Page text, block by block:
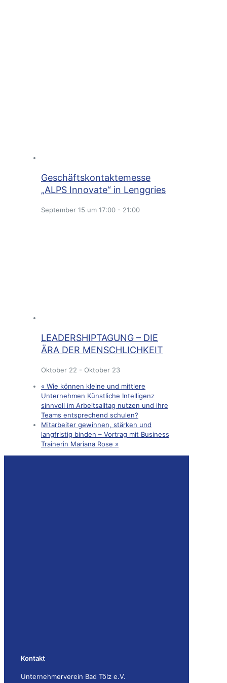
Geschäftskontaktemesse
„ALPS Innovate“ in Lenggries
September 15 um 17:00 - 21:00
LEADERSHIPTAGUNG – DIE
ÄRA DER MENSCHLICHKEIT
Oktober 22 - Oktober 23
« Wie können kleine und mittlere
Unternehmen Künstliche Intelligenz
sinnvoll im Arbeitsalltag nutzen und ihre
Teams entsprechend schulen?
Mitarbeiter gewinnen, stärken und
langfristig binden – Vortrag mit Business
Trainerin Mariana Rose »
Kontakt
Unternehmerverein Bad Tölz e.V.